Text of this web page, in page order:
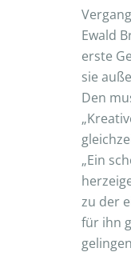
Ewald
erste
sie
Den
„Ein
zu der
für ihn